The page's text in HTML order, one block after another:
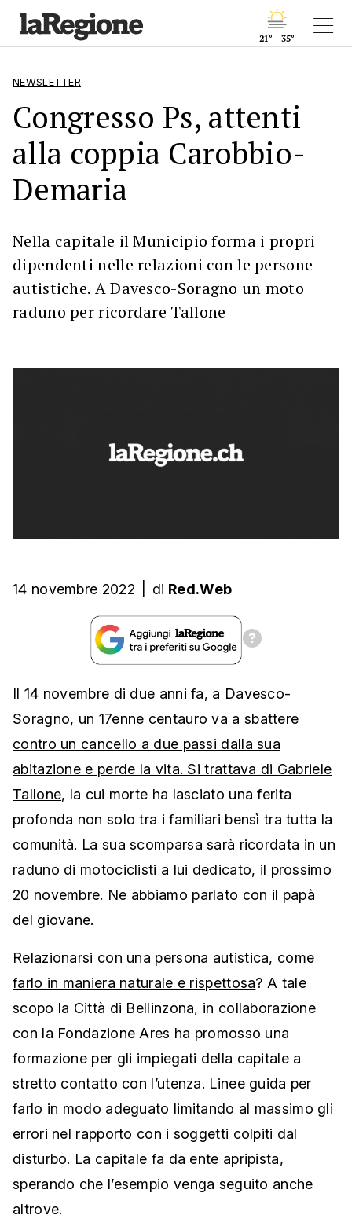
21° - 35°
NEWSLETTER
Congresso Ps, attenti
alla coppia Carobbio-
Demaria
Nella capitale il Municipio forma i propri
dipendenti nelle relazioni con le persone
autistiche. A Davesco-Soragno un moto
raduno per ricordare Tallone
14 novembre 2022 di Red.Web
Il 14 novembre di due anni fa, a Davesco-
Soragno, un 17enne centauro va a sbattere
contro un cancello a due passi dalla sua
abitazione e perde la vita. Si trattava di Gabriele
Tallone, la cui morte ha lasciato una ferita
profonda non solo tra i familiari bensì tra tutta la
comunità. La sua scomparsa sarà ricordata in un
raduno di motociclisti a lui dedicato, il prossimo
20 novembre. Ne abbiamo parlato con il papà
del giovane.
Relazionarsi con una persona autistica, come
farlo in maniera naturale e rispettosa? A tale
scopo la Città di Bellinzona, in collaborazione
con la Fondazione Ares ha promosso una
formazione per gli impiegati della capitale a
stretto contatto con l’utenza. Linee guida per
farlo in modo adeguato limitando al massimo gli
errori nel rapporto con i soggetti colpiti dal
disturbo. La capitale fa da ente apripista,
sperando che l’esempio venga seguito anche
altrove.